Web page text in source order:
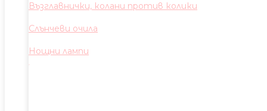
Възглавнички, колани против колики
Слънчеви очила
Нощни лампи